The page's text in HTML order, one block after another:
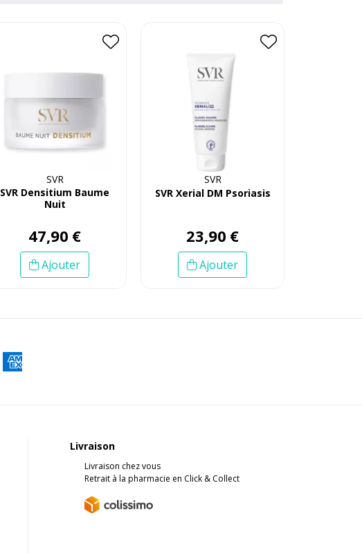
SVR
SVR Densitium Baume
Nuit
47,90 €
Ajouter
SVR
SVR Xerial DM Psoriasis
23,90 €
Ajouter
Livraison
Livraison chez vous
Retrait à la pharmacie en Click & Collect